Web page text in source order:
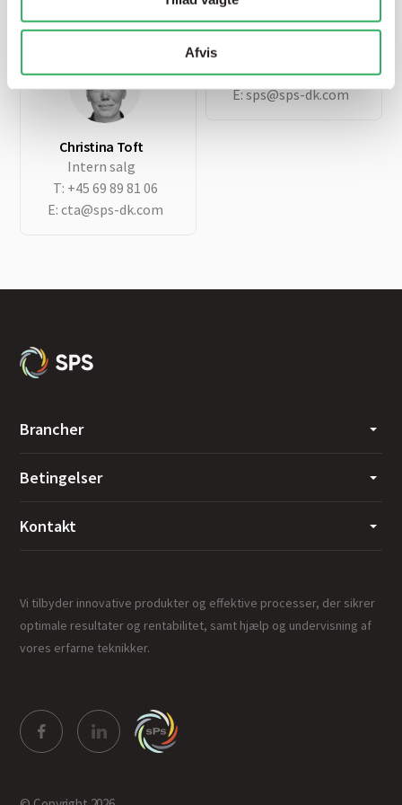
Afvis
Christina Toft
Intern salg
T: +45 69 89 81 06
E: cta@sps-dk.com
T:+45 69 89 81 00
E:sps@sps-dk.com
Brancher
Betingelser
Kontakt
Vi tilbyder innovative produkter og effektive processer, der sikrer
optimale resultater og rentabilitet, samt hjælp og undervisning af
vores erfarne teknikker.